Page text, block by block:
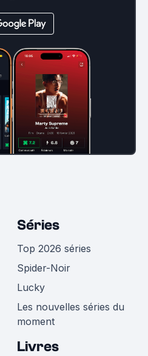
Séries
Top 2026 séries
Spider-Noir
Lucky
Les nouvelles séries du
moment
Livres